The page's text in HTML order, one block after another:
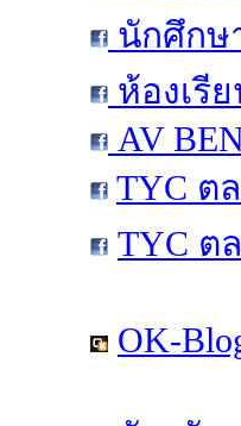
นักศึกษ
ห้องเรี
AV
TYC ต
TYC ต
OK-